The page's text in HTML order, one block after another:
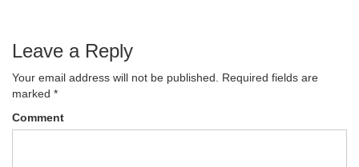
Leave a Reply
Your email address will not be published.
Required fields are
marked *
Comment